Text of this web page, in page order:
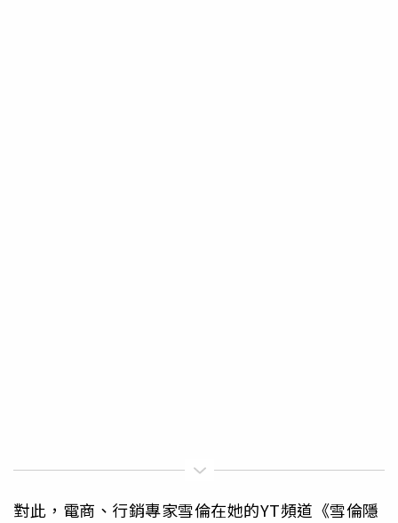
對此，電商、行銷專家雪倫在她的YT頻道《雪倫隱